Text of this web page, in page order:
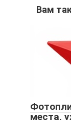
Вам
места,